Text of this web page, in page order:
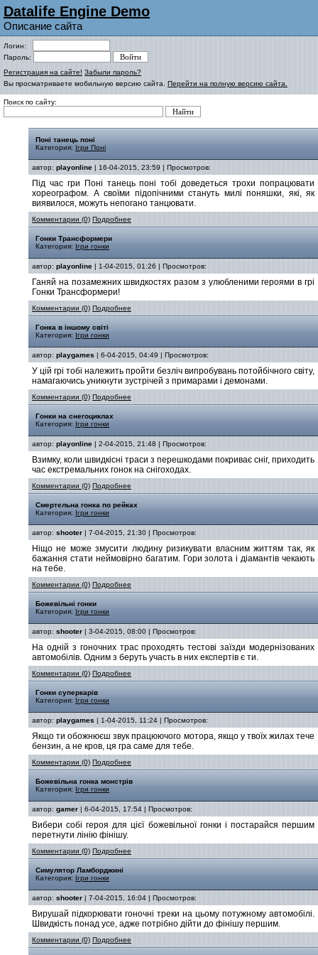
Datalife Engine Demo
Описание сайта
Логин:
Пароль:
Регистрация на сайте! Забыли пароль?
Вы просматриваете мобильную версию сайта. Перейти на полную версию сайта.
Поиск по сайту:
Поні танець поні
Категория: Ігри Поні
автор: playonline | 16-04-2015, 23:59 | Просмотров:
Під час гри Поні танець поні тобі доведеться трохи попрацювати
хореографом. А своїми підопічними стануть милі поняшки, які, як
виявилося, можуть непогано танцювати.
Комментарии (0) Подробнее
Гонки Трансформери
Категория: Ігри гонки
автор: playonline | 1-04-2015, 01:26 | Просмотров:
Ганяй на позамежних швидкостях разом з улюбленими героями в грі
Гонки Трансформери!
Комментарии (0) Подробнее
Гонка в іншому світі
Категория: Ігри гонки
автор: playgames | 6-04-2015, 04:49 | Просмотров:
У цій грі тобі належить пройти безліч випробувань потойбічного світу,
намагаючись уникнути зустрічей з примарами і демонами.
Комментарии (0) Подробнее
Гонки на снегоциклах
Категория: Ігри гонки
автор: playonline | 2-04-2015, 21:48 | Просмотров:
Взимку, коли швидкісні траси з перешкодами покриває сніг, приходить
час екстремальних гонок на снігоходах.
Комментарии (0) Подробнее
Смертельна гонка по рейках
Категория: Ігри гонки
автор: shooter | 7-04-2015, 21:30 | Просмотров:
Ніщо не може змусити людину ризикувати власним життям так, як
бажання стати неймовірно багатим. Гори золота і діамантів чекають
на тебе.
Комментарии (0) Подробнее
Божевільні гонки
Категория: Ігри гонки
автор: shooter | 3-04-2015, 08:00 | Просмотров:
На одній з гоночних трас проходять тестові заїзди модернізованих
автомобілів. Одним з беруть участь в них експертів є ти.
Комментарии (0) Подробнее
Гонки суперкарів
Категория: Ігри гонки
автор: playgames | 1-04-2015, 11:24 | Просмотров:
Якщо ти обожнюєш звук працюючого мотора, якщо у твоїх жилах тече
бензин, а не кров, ця гра саме для тебе.
Комментарии (0) Подробнее
Божевільна гонка монстрів
Категория: Ігри гонки
автор: gamer | 6-04-2015, 17:54 | Просмотров:
Вибери собі героя для цієї божевільної гонки і постарайся першим
перетнути лінію фінішу.
Комментарии (0) Подробнее
Симулятор Ламборджині
Категория: Ігри гонки
автор: shooter | 7-04-2015, 16:04 | Просмотров:
Вирушай підкорювати гоночні треки на цьому потужному автомобілі.
Швидкість понад усе, адже потрібно дійти до фінішу першим.
Комментарии (0) Подробнее